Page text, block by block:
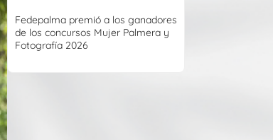
Fedepalma premió a los ganadores
de los concursos Mujer Palmera y
Fotografía 2026